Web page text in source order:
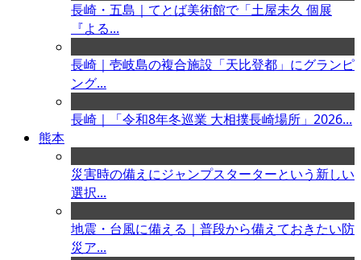
長崎・五島｜てとば美術館で「土屋未久 個展
『よる...
長崎｜壱岐島の複合施設「天比登都」にグランピ
ング...
長崎｜「令和8年冬巡業 大相撲長崎場所」2026...
熊本
災害時の備えにジャンプスターターという新しい
選択...
地震・台風に備える｜普段から備えておきたい防
災ア...